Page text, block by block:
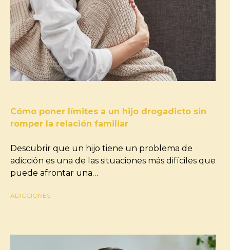
Cómo poner límites a un hijo drogadicto sin
romper la relación familiar
Descubrir que un hijo tiene un problema de
adicción es una de las situaciones más difíciles que
puede afrontar una…
ADICCIONES